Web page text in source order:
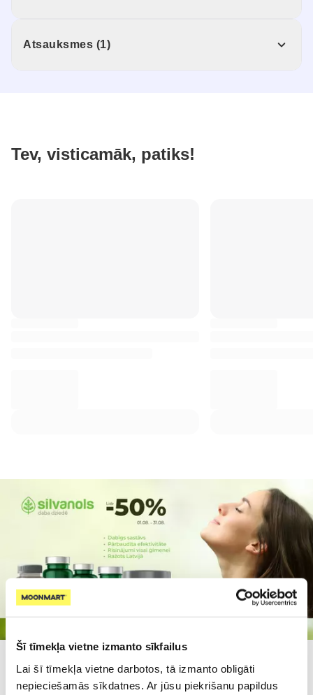
Šī tīmekļa vietne izmanto sīkfailus
Lai šī tīmekļa vietne darbotos, tā izmanto obligāti
nepieciešamās sīkdatnes. Ar jūsu piekrišanu papildus
Atsauksmes (1)
Tev, visticamāk, patiks!
Populārākie kategorijā